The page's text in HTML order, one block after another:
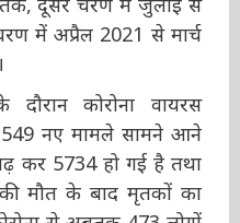
कहा है। पहले चरण में
से जून 2020 तक, दूसरे
तक और तीसरे चरण में
लागू किया जाएगा।
कोरोना वायरस
नए मामले सामने आने
कर 5734 हो गई है